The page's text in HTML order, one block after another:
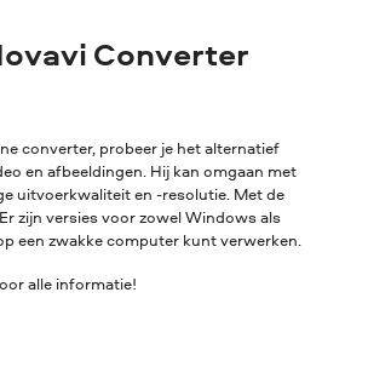
Converter
converter, probeer je het alternatief
en afbeeldingen. Hij kan omgaan met
uitvoerkwaliteit en -resolutie. Met de
zijn versies voor zowel Windows als
een zwakke computer kunt verwerken.
alle informatie!